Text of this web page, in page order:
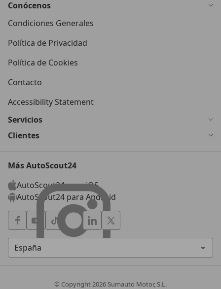
Conócenos
Condiciones Generales
Política de Privacidad
Política de Cookies
Contacto
Accessibility Statement
Servicios
Clientes
Más AutoScout24
AutoScout24 para iOS
AutoScout24 para Android
© Copyright2026 Sumauto Motor, S.L.